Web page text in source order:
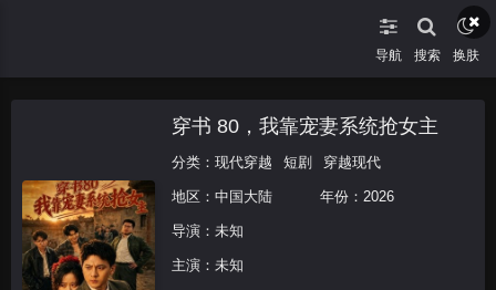
导航 搜索 换肤
穿书 80，我靠宠妻系统抢女主
分类： 现代穿越 短剧 穿越现代
地区： 中国大陆 年份： 2026
导演：未知
主演：未知